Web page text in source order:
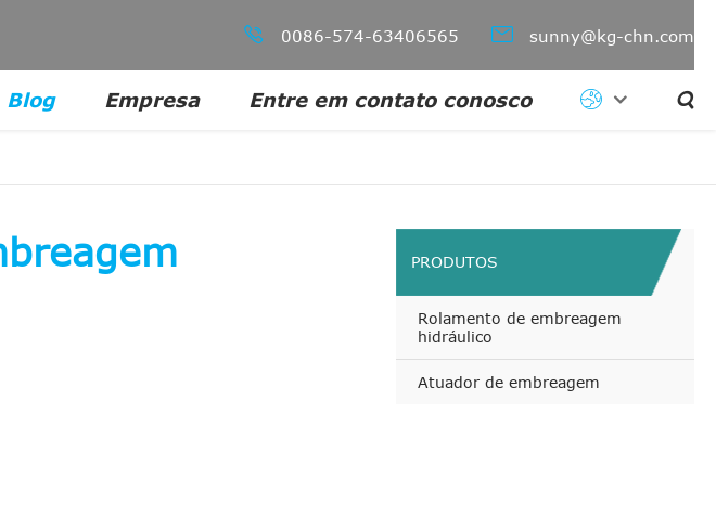
 0086-574-63406565  sunny@kg-chn.com
Blog Empresa Entre em contato conosco 
PRODUTOS
Rolamento de embreagem
hidráulico
Atuador de embreagem